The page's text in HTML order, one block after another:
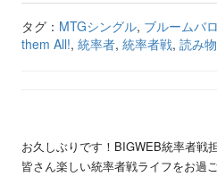
タグ： MTGシングル, ブルームバ
them All!, 統率者, 統率者戦, 読み物
お久しぶりです！BIGWEB統率者戦
皆さん楽しい統率者戦ライフをお過